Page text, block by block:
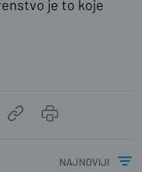
je to koje
najnoviji